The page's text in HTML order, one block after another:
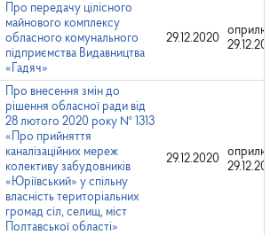
Про передачу цілісного
майнового комплексу
обласного комунального
підприємства Видавництва
«Гадяч»
29.12.2020
Про внесення змін до
рішення обласної ради від
28 лютого 2020 року № 1313
«Про прийняття
каналізаційних мереж
колективу забудовників
«Юріївський» у спільну
власність територіальних
громад сіл, селищ, міст
Полтавської області»
29.12.2020